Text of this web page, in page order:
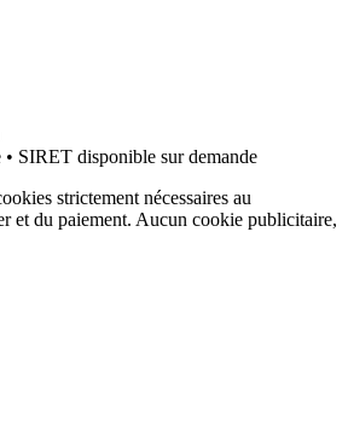
• SIRET disponible sur demande
strictement nécessaires au
et du paiement. Aucun cookie publicitaire,